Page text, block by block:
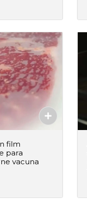
film
para
vacuna